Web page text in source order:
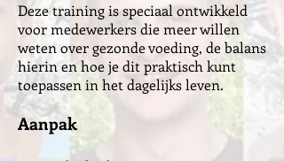
Deze training is speciaal ontwikkeld
voor medewerkers die meer willen
weten over gezonde voeding, de balans
hierin en hoe je dit praktisch kunt
toepassen in het dagelijks leven.
Aanpak